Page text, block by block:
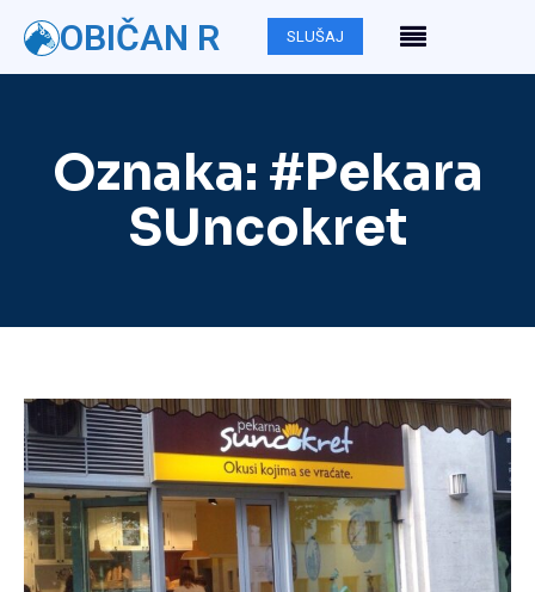
OBIČAN R SLUŠAJ
Oznaka: #Pekara
SUncokret